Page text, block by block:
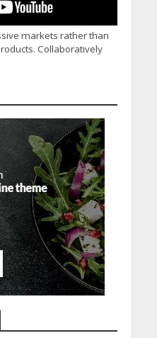
markets rather than
Collaboratively